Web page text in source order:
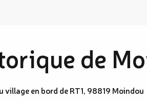
de
en bord de RT1, 98819 Moindou